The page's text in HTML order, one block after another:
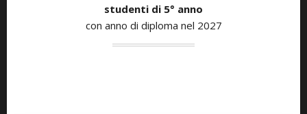
studenti di 5° anno
con anno di diploma nel 2027